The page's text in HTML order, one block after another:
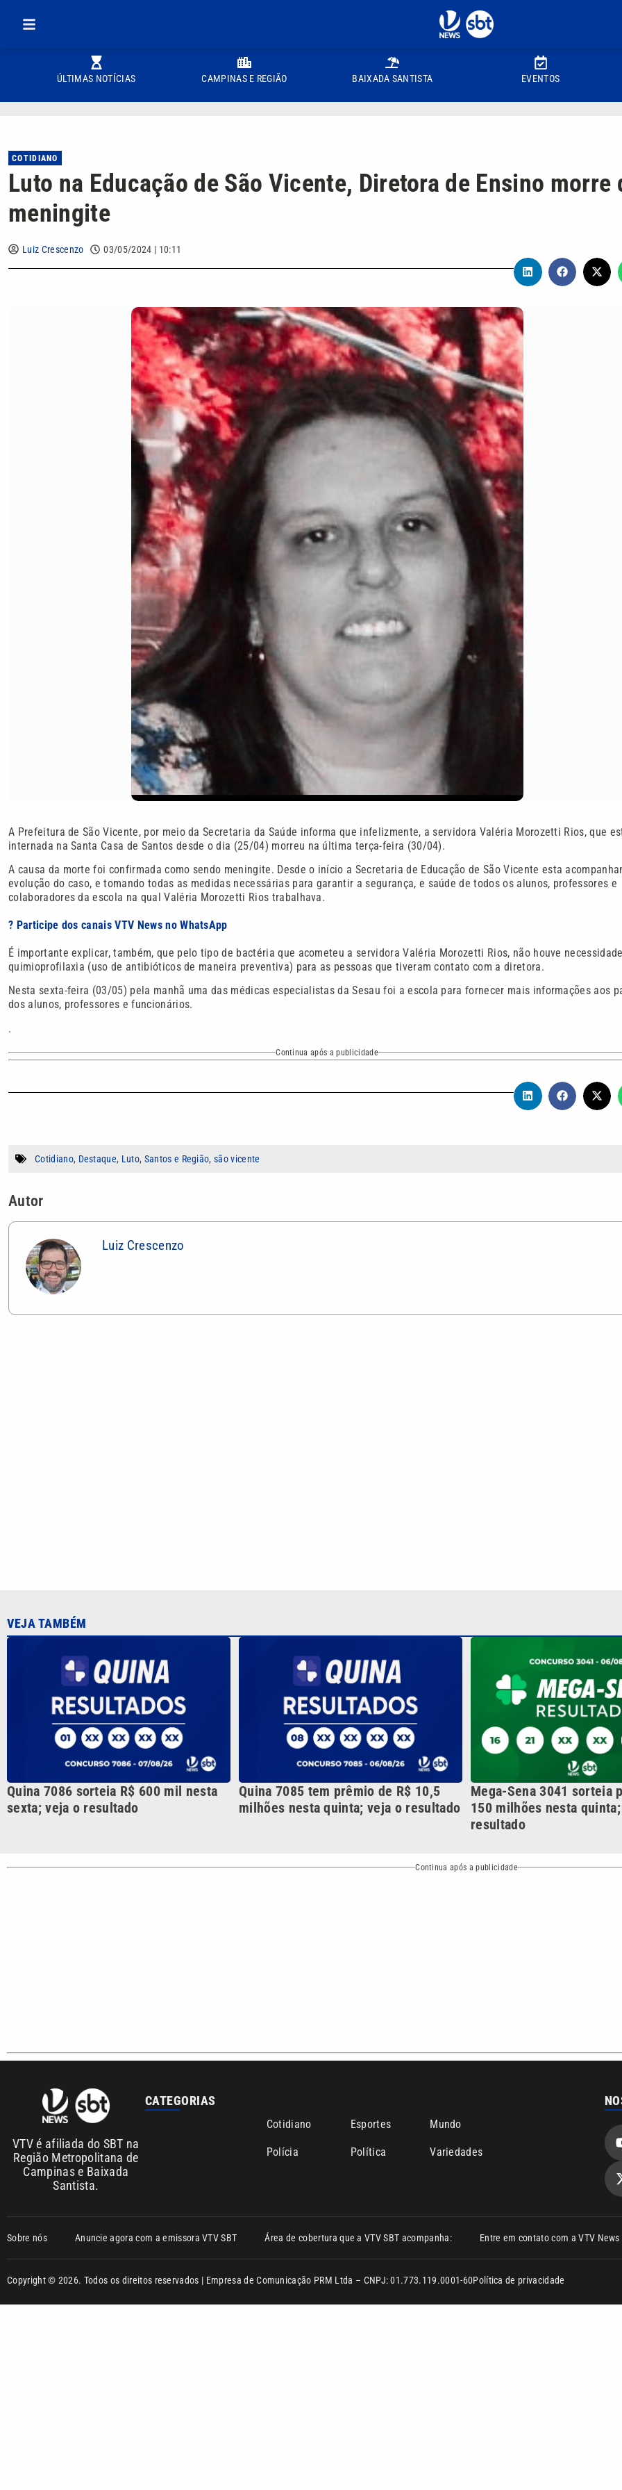
ÚLTIMAS NOTÍCIAS CAMPINAS E REGIÃO BAIXADA SANTISTA EVENTOS
COTIDIANO
Luto na Educação de São Vicente, Diretora de Ensino morre
meningite
Luiz Crescenzo 03/05/2024 | 10:11
A Prefeitura de São Vicente, por meio da Secretaria da Saúde informa que infelizmente, a servidora Valéria Morozetti Rios, que
internada na Santa Casa de Santos desde o dia (25/04) morreu na última terça-feira (30/04).
A causa da morte foi confirmada como sendo meningite. Desde o início a Secretaria de Educação de São Vicente esta
evolução do caso, e tomando todas as medidas necessárias para garantir a segurança, e saúde de todos os alunos, professores e
colaboradores da escola na qual Valéria Morozetti Rios trabalhava.
? Participe dos canais VTV News no WhatsApp
É importante explicar, também, que pelo tipo de bactéria que acometeu a servidora Valéria Morozetti Rios, não houve
quimioprofilaxia (uso de antibióticos de maneira preventiva) para as pessoas que tiveram contato com a diretora.
Nesta sexta-feira (03/05) pela manhã uma das médicas especialistas da Sesau foi a escola para fornecer mais informações aos
dos alunos, professores e funcionários.
.
Continua após a publicidade
Cotidiano, Destaque, Luto, Santos e Região,são vicente
Autor
Luiz Crescenzo
Quina 7086 sorteia R$ 600 mil nesta
sexta; veja o resultado
milhões nesta quinta; veja o resultado
150 milhões nesta
Continua após a publicidade
VTV é afiliada do SBT na
Região Metropolitana de
CATEGORIAS
Polícia Política Variedades